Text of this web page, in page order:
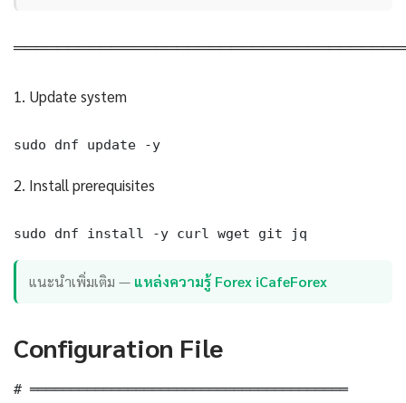
1. Update system
sudo dnf update -y
2. Install prerequisites
sudo dnf install -y curl wget git jq
แนะนำเพิ่มเติม — แหล่งความรู้ Forex iCafeForex
Configuration File
# ═══════════════════════════════════════